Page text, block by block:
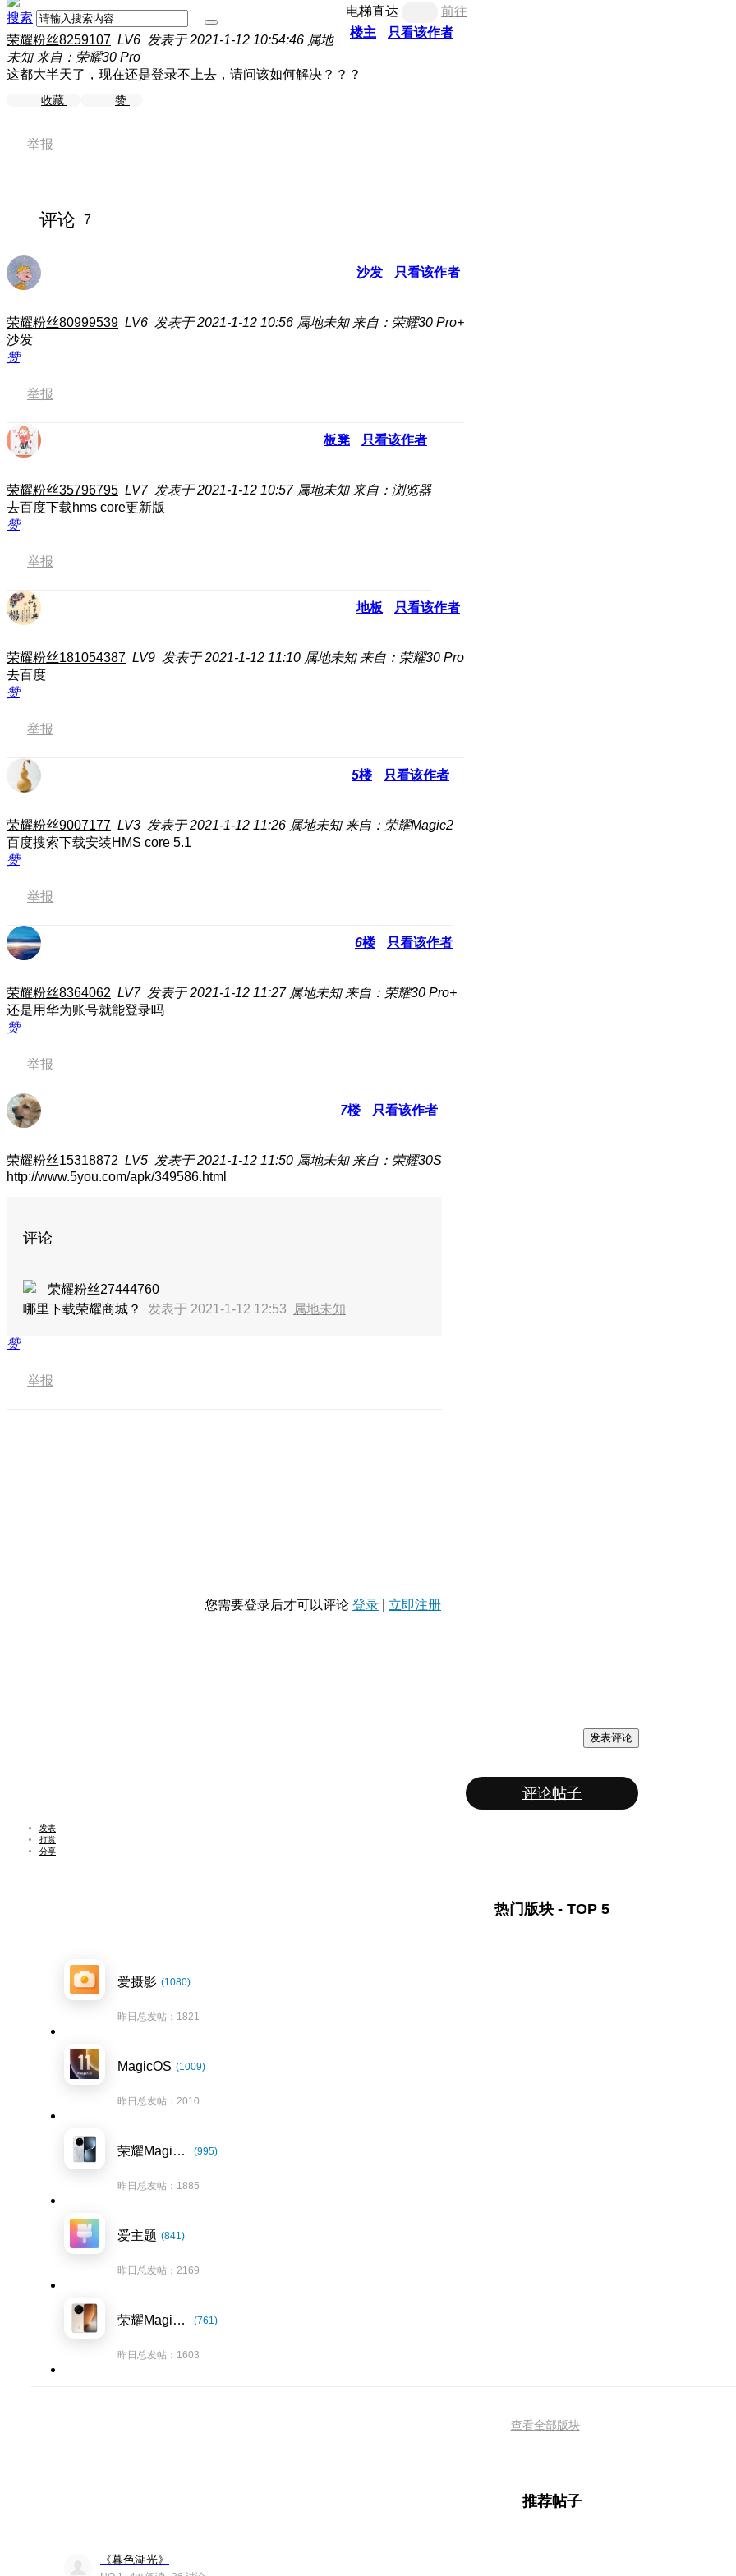
搜索 电梯直达
前往
楼主
只看该作者
荣耀粉丝8259107 LV6 发表于 2021-1-12 10:54:46 属地
未知 来自：荣耀30 Pro
这都大半天了，现在还是登录不上去，请问该如何解决？？？
收藏 赞
举报
评论 7
沙发 只看该作者
荣耀粉丝80999539 LV6 发表于 2021-1-12 10:56 属地未知 来自：荣耀30 Pro+
沙发
赞
举报
板凳 只看该作者
荣耀粉丝35796795 LV7 发表于 2021-1-12 10:57 属地未知 来自：浏览器
去百度下载hms core更新版
赞
举报
地板 只看该作者
荣耀粉丝181054387 LV9 发表于 2021-1-12 11:10 属地未知 来自：荣耀30 Pro
去百度
赞
举报
5楼 只看该作者
荣耀粉丝9007177 LV3 发表于 2021-1-12 11:26 属地未知 来自：荣耀Magic2
百度搜索下载安装HMS core 5.1
赞
举报
6楼 只看该作者
荣耀粉丝8364062 LV7 发表于 2021-1-12 11:27 属地未知 来自：荣耀30 Pro+
还是用华为账号就能登录吗
赞
举报
7楼 只看该作者
荣耀粉丝15318872 LV5 发表于 2021-1-12 11:50 属地未知 来自：荣耀30S
http://www.5you.com/apk/349586.html
评论
荣耀粉丝27444760
哪里下载荣耀商城？ 发表于 2021-1-12 12:53 属地未知
赞
举报
您需要登录后才可以评论 登录 立即注册
发表评论
评论帖子
发表
打赏
分享
热门版块 - TOP 5
爱摄影 (1080)
昨日总发帖：1821
MagicOS (1009)
昨日总发帖：2010
荣耀Magic7系列 (995)
昨日总发帖：1885
爱主题 (841)
昨日总发帖：2169
荣耀Magic8系列 (761)
昨日总发帖：1603
查看全部版块
推荐帖子
《暮色湖光》